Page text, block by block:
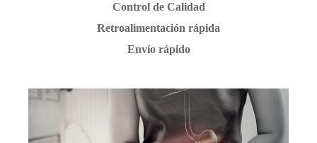
Control de Calidad
Retroalimentación rápida
Envío rápido